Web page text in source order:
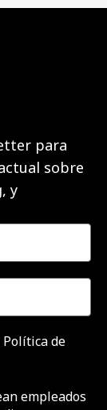
para
sobre
y
Política de
empleados